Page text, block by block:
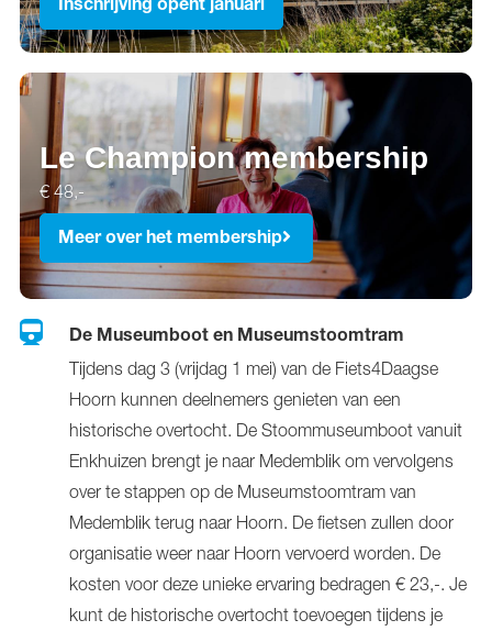
Inschrijving opent januari
Le Champion membership
€ 48,-
Meer over het membership
De Museumboot en Museumstoomtram
Tijdens dag 3 (vrijdag 1 mei) van de Fiets4Daagse
Hoorn kunnen deelnemers genieten van een
historische overtocht. De Stoommuseumboot vanuit
Enkhuizen brengt je naar Medemblik om vervolgens
over te stappen op de Museumstoomtram van
Medemblik terug naar Hoorn. De fietsen zullen door
organisatie weer naar Hoorn vervoerd worden. De
kosten voor deze unieke ervaring bedragen € 23,-. Je
kunt de historische overtocht toevoegen tijdens je